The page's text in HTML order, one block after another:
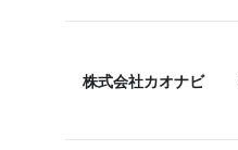
株式会社カオナビ